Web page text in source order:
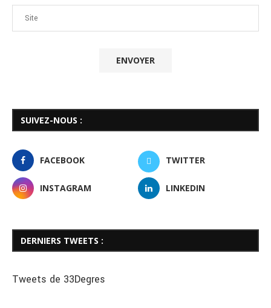
SUIVEZ-NOUS :
FACEBOOK TWITTER
INSTAGRAM LINKEDIN
DERNIERS TWEETS :
Tweets de 33Degres